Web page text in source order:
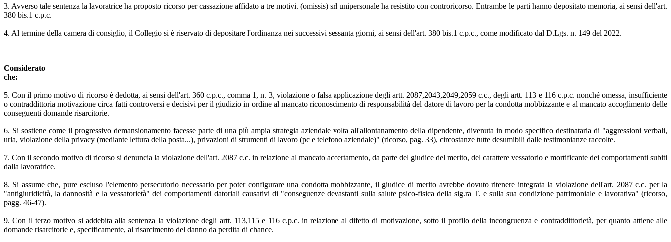
3. Avverso tale sentenza la lavoratrice ha proposto ricorso per cassazione affidato a tre motivi. (omissis) srl unipersonale ha resistito con controricorso. Entrambe le parti hanno depositato memoria, ai sensi dell'art.
380 bis.1 c.p.c.
4. Al termine della camera di consiglio, il Collegio si è riservato di depositare l'ordinanza nei successivi sessanta giorni, ai sensi dell'art. 380 bis.1 c.p.c., come modificato dal D.Lgs. n. 149 del 2022.
Considerato
che:
5. Con il primo motivo di ricorso è dedotta, ai sensi dell'art. 360 c.p.c., comma 1, n. 3, violazione o falsa applicazione degli artt. 2087,2043,2049,2059 c.c., degli artt. 113 e 116 c.p.c. nonché omessa, insufficiente
o contraddittoria motivazione circa fatti controversi e decisivi per il giudizio in ordine al mancato riconoscimento di responsabilità del datore di lavoro per la condotta mobbizzante e al mancato accoglimento delle
conseguenti domande risarcitorie.
6. Si sostiene come il progressivo demansionamento facesse parte di una più ampia strategia aziendale volta all'allontanamento della dipendente, divenuta in modo specifico destinataria di "aggressioni verbali,
urla, violazione della privacy (mediante lettura della posta...), privazioni di strumenti di lavoro (pc e telefono aziendale)" (ricorso, pag. 33), circostanze tutte desumibili dalle testimonianze raccolte.
7. Con il secondo motivo di ricorso si denuncia la violazione dell'art. 2087 c.c. in relazione al mancato accertamento, da parte del giudice del merito, del carattere vessatorio e mortificante dei comportamenti subiti
dalla lavoratrice.
8. Si assume che, pure escluso l'elemento persecutorio necessario per poter configurare una condotta mobbizzante, il giudice di merito avrebbe dovuto ritenere integrata la violazione dell'art. 2087 c.c. per la
"antigiuridicità, la dannosità e la vessatorietà" dei comportamenti datoriali causativi di "conseguenze devastanti sulla salute psico-fisica della sig.ra T. e sulla sua condizione patrimoniale e lavorativa" (ricorso,
pagg. 46-47).
9. Con il terzo motivo si addebita alla sentenza la violazione degli artt. 113,115 e 116 c.p.c. in relazione al difetto di motivazione, sotto il profilo della incongruenza e contraddittorietà, per quanto attiene alle
domande risarcitorie e, specificamente, al risarcimento del danno da perdita di chance.